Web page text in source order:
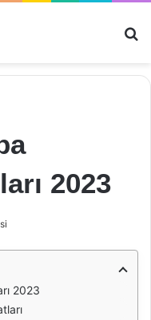
2023
2023